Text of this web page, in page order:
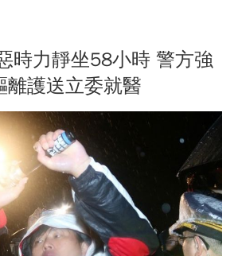
時力靜坐58小時 警方強
離護送立委就醫